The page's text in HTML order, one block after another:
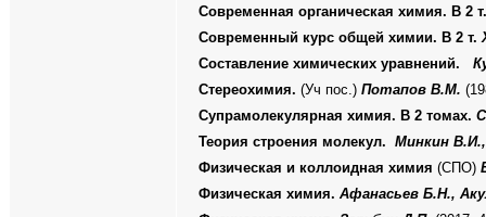
Современная органическая химия. В 2
Современный курс общей химии. В 2 т.
Составление химических уравнений.
Стереохимия. (Уч пос.) Потапов В.М.
Супрамолекулярная химия. В 2 томах.
Теория строения молекул. Минкин
Физическая и коллоидная химия (СПО)
Физическая химия. Афанасьев Б.Н.,